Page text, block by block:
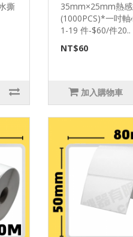
撕
35mm×25mm熱
(1000PCS)*一吋
1-19 件-$60/件20..
NT$60
加入購物車